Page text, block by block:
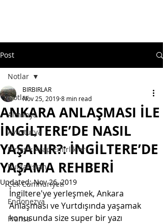
Post
Notlar
Almanya
Avusturya
Birleşik Arap Emirlikleri
Bulgaristan
Çek Cumhuriyeti
Endonezya
Fransa
Notlar
ANKARA ANLAŞMASI İLE
İNGİLTERE’DE NASIL
YAŞANIR?: İNGİLTERE’DE
YAŞAMA REHBERİ
BIRBIRLAR
Nov 25, 20198 min read
Updated:Nov 26, 2019
İngiltere'ye yerleşmek, Ankara
Anlaşması ve Yurtdışında yaşamak
konusunda size super bir yazı